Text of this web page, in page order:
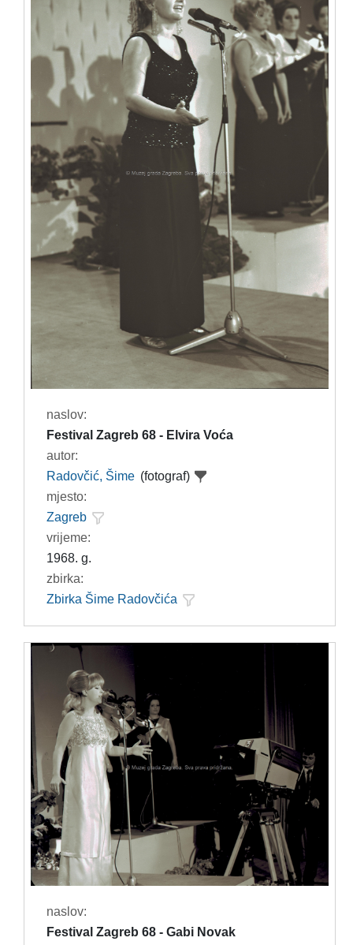
naslov:
Festival Zagreb 68 - Elvira Voća
autor:
Radovčić, Šime (fotograf)
mjesto:
Zagreb
vrijeme:
1968. g.
zbirka:
Zbirka Šime Radovčića
naslov:
Festival Zagreb 68 - Gabi Novak